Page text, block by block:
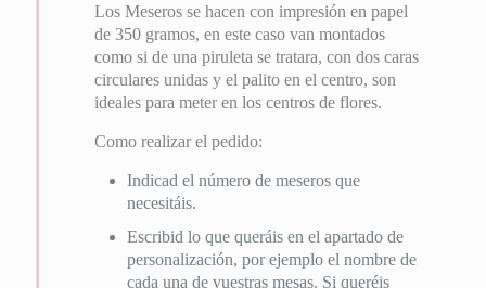
Los Meseros se hacen con impresión en papel
de 350 gramos, en este caso van montados
como si de una piruleta se tratara, con dos caras
circulares unidas y el palito en el centro, son
ideales para meter en los centros de flores.
Como realizar el pedido:
Indicad el número de meseros que
necesitáis.
Escribid lo que queráis en el apartado de
personalización, por ejemplo el nombre de
cada una de vuestras mesas. Si queréis